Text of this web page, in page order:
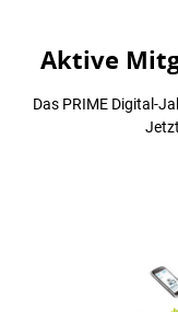
Aktive
Das PRIME Digital-